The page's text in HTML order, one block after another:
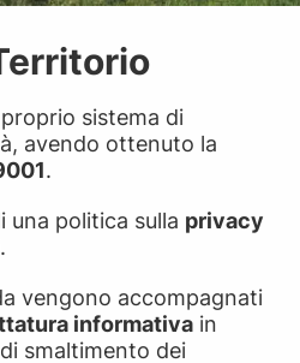
sistema di
avendo ottenuto la
.
una politica sulla privacy
.
vengono accompagnati
informativa in
smaltimento dei